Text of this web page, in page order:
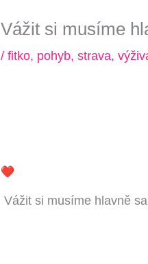
Vážit si musíme
/fitko,pohyb,strava,
Vážit si musíme hlavně